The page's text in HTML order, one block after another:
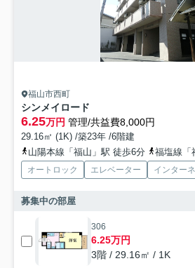
福山市西町
シンメイロード
6.25万円 管理/共益費8,000円
29.16㎡ (1K) /築23年 /6階建
山陽本線「福山」駅 徒歩6分
福塩線「
オートロック エレベーター インター
募集中の部屋
306
6.25万円
3階 / 29.16㎡ / 1K